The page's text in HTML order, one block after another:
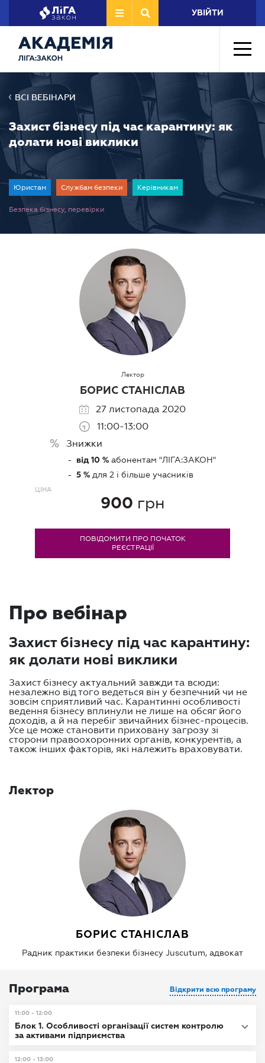
УВІЙТИ
ВСІ ВЕБІНАРИ
Захист бізнесу під час карантину: як
долати нові виклики
Юристам Службам безпеки Керівникам
Безпека бізнесу, перевірки
Лектор
БОРИС СТАНІСЛАВ
27 листопада 2020
11:00-13:00
Знижки
від 10 %абонентам "ЛIГА:ЗАКОН"
5 %для 2 і більше учасників
ЦIНА
900 грн
ПОВІДОМИТИ ПРО ПОЧАТОК
РЕЄСТРАЦІЇ
Про вебінар
Захист бізнесу під час карантину:
як долати нові виклики
Захист бізнесу актуальний завжди та всюди:
незалежно від того ведеться він у безпечний чи не
зовсім сприятливий час. Карантинні особливості
ведення бізнесу вплинули не лише на обсяг його
доходів, а й на перебіг звичайних бізнес-процесів.
Усе це може становити приховану загрозу зі
сторони правоохоронних органів, конкурентів, а
також інших факторів, які належить враховувати.
Лектор
БОРИС СТАНІСЛАВ
Радник практики безпеки бізнесу Juscutum, адвокат
Програма Відкрити всю програму
11:00 - 12:00
Блок 1. Особливості організації систем контролю
за активами підприємства
12:00 - 13:00